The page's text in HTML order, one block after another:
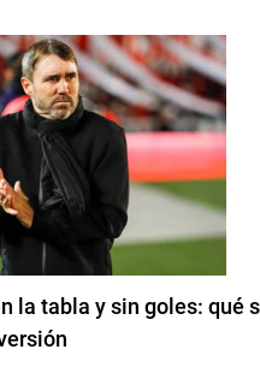
la tabla y sin goles: qué